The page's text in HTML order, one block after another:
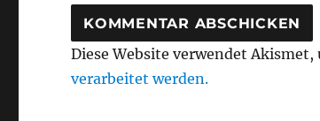
Diese Website verwendet
verarbeitet werden.